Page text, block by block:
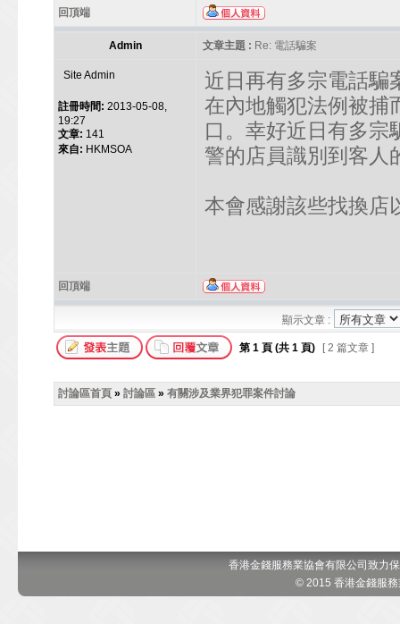
回頂端
Admin 文章主題 : Re: 電話騙案
Site Admin
註冊時間: 2013-05-08,
19:27
文章: 141
來自: HKMSOA
近日再有多宗電話騙
在內地觸犯法例被捕
口。幸好近日有多宗
警的店員識別到客人
本會感謝該些找換店
回頂端
顯示文章 :
第 1 頁 (共 1 頁) [ 2 篇文章 ]
討論區首頁 » 討論區 » 有關涉及業界犯罪案件討論
香港金錢服務業協會有限公司致力
© 2015 香港金錢服